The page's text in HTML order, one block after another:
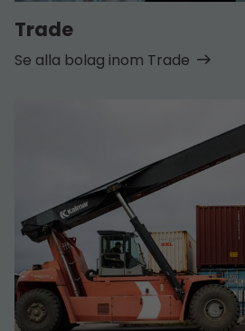
Trade
Se alla bolag inom Trade